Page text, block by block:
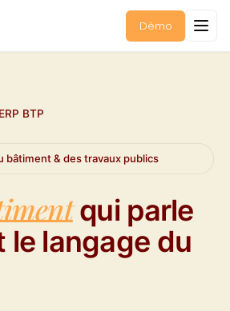
Démo
ERP BTP
bâtiment & des travaux publics
qui parle
le langage du